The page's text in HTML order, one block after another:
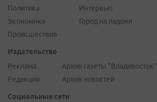
Политика
Экономика
Происшествия
Интервью
Город на ладони
Издательство
Реклама
Редакция
Архив газеты "Владивосток"
Архив новостей
Социальные сети